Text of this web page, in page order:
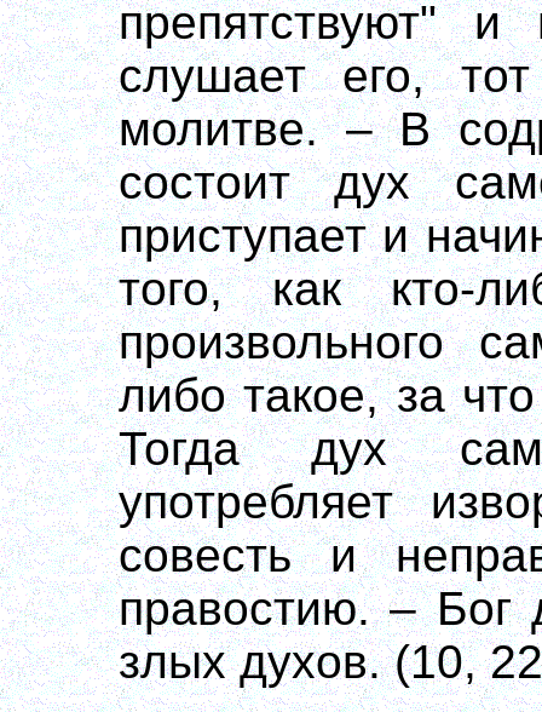
препятствуют"
слушает его,
молитве. – В
состоит дух
приступает и
того, как кто-
произвольного
либо такое, за
Тогда дух
употребляет
совесть и
правостию. – Бог
злых духов. (10,